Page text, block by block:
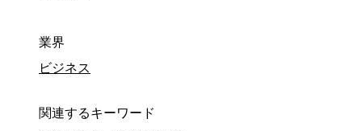
業界
ビジネス
関連するキーワード